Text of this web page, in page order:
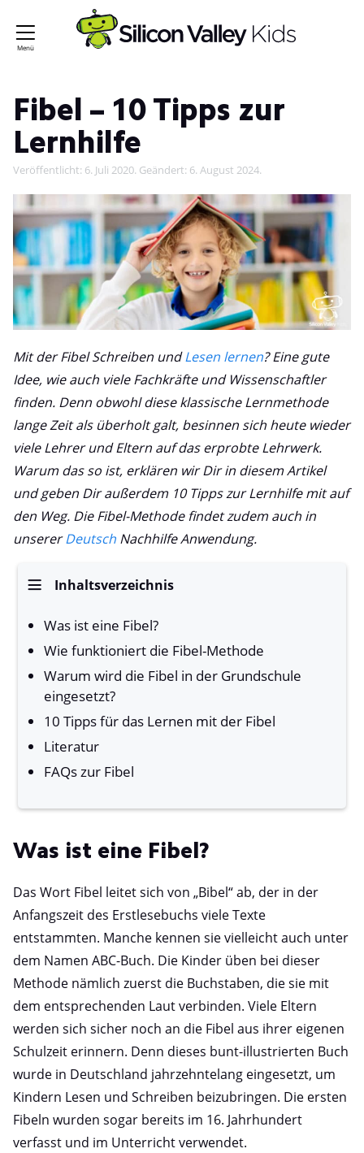
Fibel – 10 Tipps zur
Lernhilfe
Veröffentlicht: 6. Juli 2020. Geändert: 6. August 2024.
Mit der Fibel Schreiben undLesen lernen? Eine gute
Idee, wie auch viele Fachkräfte und Wissenschaftler
finden. Denn obwohl diese klassische Lernmethode
lange Zeit als überholt galt, besinnen sich heute wieder
viele Lehrer und Eltern auf das erprobte Lehrwerk.
Warum das so ist, erklären wir Dir in diesem Artikel
und geben Dir außerdem 10 Tipps zur Lernhilfe mit auf
den Weg. Die Fibel-Methode findet zudem auch in
unsererDeutsch Nachhilfe Anwendung.
Inhaltsverzeichnis
Was ist eine Fibel?
Wie funktioniert die Fibel-Methode
Warum wird die Fibel in der Grundschule
eingesetzt?
10 Tipps für das Lernen mit der Fibel
Literatur
FAQs zur Fibel
Was ist eine Fibel?
Das Wort Fibel leitet sich von „Bibel“ ab, der in der
Anfangszeit des Erstlesebuchs viele Texte
entstammten. Manche kennen sie vielleicht auch unter
dem Namen ABC-Buch. Die Kinder üben bei dieser
Methode nämlich zuerst die Buchstaben, die sie mit
dem entsprechenden Laut verbinden. Viele Eltern
werden sich sicher noch an die Fibel aus ihrer eigenen
Schulzeit erinnern. Denn dieses bunt-illustrierten Buch
wurde in Deutschland jahrzehntelang eingesetzt, um
Kindern Lesen und Schreiben beizubringen. Die ersten
Fibeln wurden sogar bereits im 16. Jahrhundert
verfasst und im Unterricht verwendet.